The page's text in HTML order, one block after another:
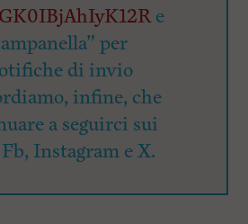
e
per
di invio
infine, che
a seguirci sui
Instagram e X.